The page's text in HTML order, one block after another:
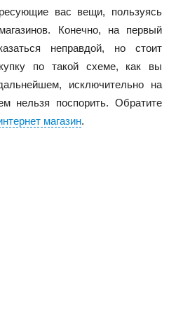
вас вещи, пользуясь
Конечно, на первый
неправдой, но стоит
по такой схеме, как вы
исключительно на
нельзя поспорить. Обратите
магазин.